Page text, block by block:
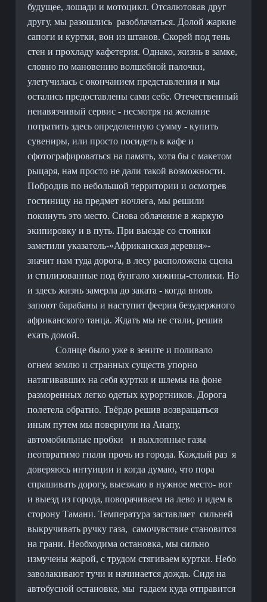
будущее, лошади и мотоцикл. Отсалютовав друг
другу, мы разошлись разоблачаться. Долой жаркие
сапоги и куртки, вон из штанов. Скорей под тень
стен и прохладу кафетерия. Однако, жизнь в замке,
словно по мановению волшебной палочки,
улетучилась с окончанием представления и мы
остались предоставлены сами себе. Отечественный
ненавязчивый сервис - несмотря на желание
потратить здесь определенную сумму - купить
сувениры, или просто посидеть в кафе и
сфотографироваться на память, хотя бы с макетом
рыцаря, нам просто не дали такой возможности.
Побродив по небольшой территории и осмотрев
гостиницу на предмет ночлега, мы решили
покинуть это место. Снова облачение в жаркую
экипировку и в путь. При выезде со стоянки
заметили указатель-«Африканская деревня»-
значит нам туда дорога, в лесу расположена сцена
и стилизованные под бунгало хижины-столики. Но
и здесь жизнь замерла до заката - когда вновь
запоют барабаны и наступит феерия безудержного
африканского танца. Ждать мы не стали, решив
ехать домой.
Солнце было уже в зените и поливало
огнем землю и странных существ упорно
натягивавших на себя куртки и шлемы на фоне
разморенных легко одетых курортников. Дорога
полетела обратно. Твёрдо решив возвращаться
иным путем мы повернули на Анапу,
автомобильные пробки
и выхлопные газы
неотвратимо гнали прочь из города. Каждый раз я
доверяюсь интуиции и когда думаю, что пора
спрашивать дорогу, выезжаю в нужное место- вот
и выезд из города, поворачиваем на лево и идем в
сторону Тамани. Температура заставляет сильней
выкручивать ручку газа, самочувствие становится
на грани. Необходима остановка, мы сильно
измучены жарой, с трудом стягиваем куртки. Небо
заволакивают тучи и начинается дождь. Сидя на
автобусной остановке, мы гадаем куда отправится